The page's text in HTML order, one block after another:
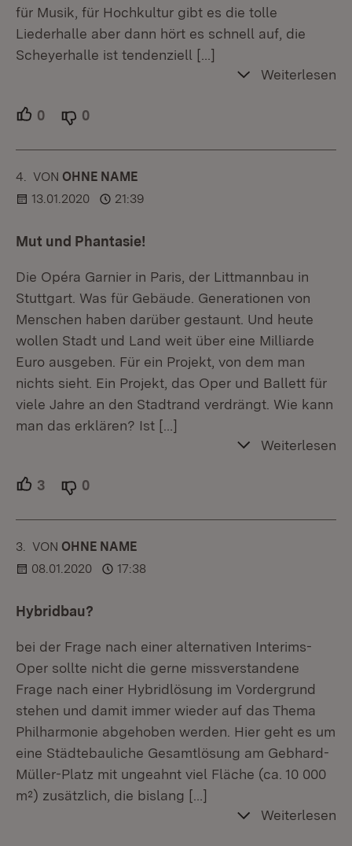
für Musik, für Hochkultur gibt es die tolle
Liederhalle aber dann hört es schnell auf, die
Scheyerhalle ist tendenziell […]
Weiterlesen
0 Unterstützer.
0
4. KOMMENTAR
VON :OHNE NAME
13.01.2020
21:39
Mut und Phantasie!
Die Opéra Garnier in Paris, der Littmannbau in
Stuttgart. Was für Gebäude. Generationen von
Menschen haben darüber gestaunt. Und heute
wollen Stadt und Land weit über eine Milliarde
Euro ausgeben. Für ein Projekt, von dem man
nichts sieht. Ein Projekt, das Oper und Ballett für
viele Jahre an den Stadtrand verdrängt. Wie kann
man das erklären? Ist […]
Weiterlesen
3 Unterstützer.
0
3. KOMMENTAR
VON :OHNE NAME
08.01.2020
17:38
Hybridbau?
bei der Frage nach einer alternativen Interims-
Oper sollte nicht die gerne missverstandene
Frage nach einer Hybridlösung im Vordergrund
stehen und damit immer wieder auf das Thema
Philharmonie abgehoben werden. Hier geht es um
eine Städtebauliche Gesamtlösung am Gebhard-
Müller-Platz mit ungeahnt viel Fläche (ca. 10 000
m²) zusätzlich, die bislang […]
Weiterlesen